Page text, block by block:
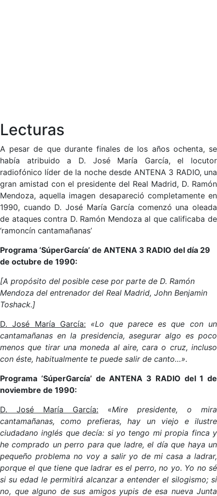
Lecturas
A pesar de que durante finales de los años ochenta, se
había atribuido a D. José María García, el locutor
radiofónico líder de la noche desde ANTENA 3 RADIO, una
gran amistad con el presidente del Real Madrid, D. Ramón
Mendoza, aquella imagen desapareció completamente en
1990, cuando D. José María García comenzó una oleada
de ataques contra D. Ramón Mendoza al que calificaba de
‘ramoncín cantamañanas’
Programa ‘SúperGarcía’ de ANTENA 3 RADIO del día 29
de octubre de 1990:
[A propósito del posible cese por parte de D. Ramón
Mendoza del entrenador del Real Madrid, John Benjamin
Toshack.]
D. José María García: «Lo que parece es que con un
cantamañanas en la presidencia, asegurar algo es poco
menos que tirar una moneda al aire, cara o cruz, incluso
con éste, habitualmente te puede salir de canto…».
Programa ‘SúperGarcía’ de ANTENA 3 RADIO del 1 de
noviembre de 1990:
D. José María García: «Mire presidente, o mira
cantamañanas, como prefieras, hay un viejo e ilustre
ciudadano inglés que decía: si yo tengo mi propia finca y
he comprado un perro para que ladre, el día que haya un
pequeño problema no voy a salir yo de mi casa a ladrar,
porque el que tiene que ladrar es el perro, no yo. Yo no sé
si su edad le permitirá alcanzar a entender el silogismo; si
no, que alguno de sus amigos yupis de esa nueva Junta